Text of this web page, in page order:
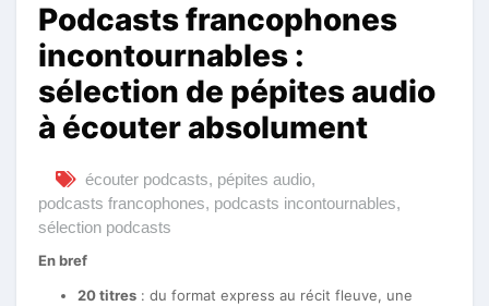
Podcasts francophones
incontournables :
sélection de pépites audio
à écouter absolument
écouter podcasts, pépites audio,
podcasts francophones, podcasts incontournables,
sélection podcasts
En bref
20 titres : du format express au récit fleuve, une